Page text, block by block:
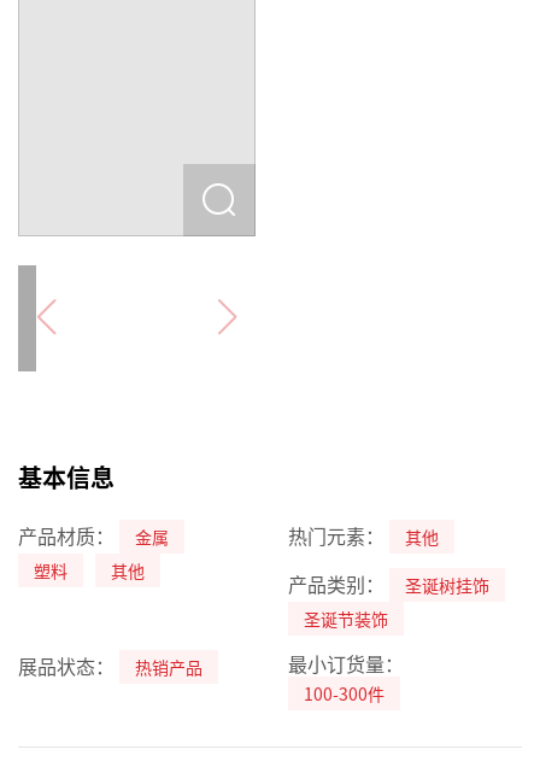
基本信息
产品材质：
金属
塑料
其他
热门元素： 其他
产品类别：
圣诞树挂饰
圣诞节装饰
展品状态： 热销产品 最小订货量：
100-300件